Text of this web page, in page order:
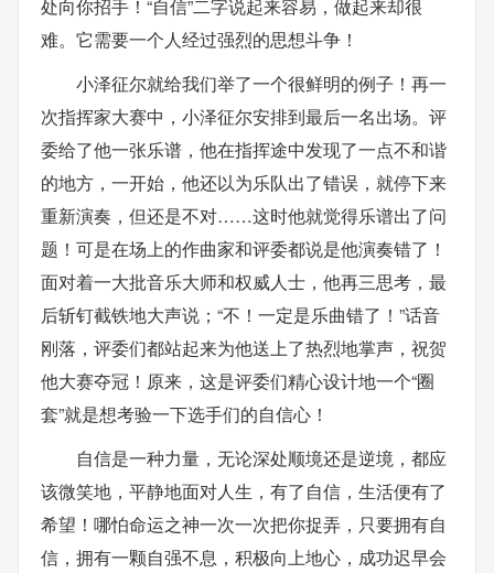
处向你招手！“自信”二字说起来容易，做起来却很
难。它需要一个人经过强烈的思想斗争！
小泽征尔就给我们举了一个很鲜明的例子！再一
次指挥家大赛中，小泽征尔安排到最后一名出场。评
委给了他一张乐谱，他在指挥途中发现了一点不和谐
的地方，一开始，他还以为乐队出了错误，就停下来
重新演奏，但还是不对……这时他就觉得乐谱出了问
题！可是在场上的作曲家和评委都说是他演奏错了！
面对着一大批音乐大师和权威人士，他再三思考，最
后斩钉截铁地大声说；“不！一定是乐曲错了！”话音
刚落，评委们都站起来为他送上了热烈地掌声，祝贺
他大赛夺冠！原来，这是评委们精心设计地一个“圈
套”就是想考验一下选手们的自信心！
自信是一种力量，无论深处顺境还是逆境，都应
该微笑地，平静地面对人生，有了自信，生活便有了
希望！哪怕命运之神一次一次把你捉弄，只要拥有自
信，拥有一颗自强不息，积极向上地心，成功迟早会